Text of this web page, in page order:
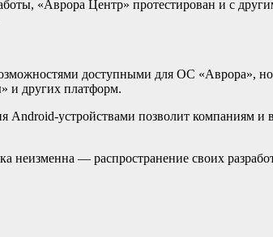
«Аврора Центр» протестирован и с
доступными для ОС «Аврора»,
и других платформ.
Android-устройствами позволит
— распространение своих